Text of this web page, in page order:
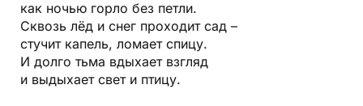
как ночью горло без петли.
Сквозь лёд и снег проходит сад –
стучит капель, ломает спицу.
И долго тьма вдыхает взгляд
и выдыхает свет и птицу.